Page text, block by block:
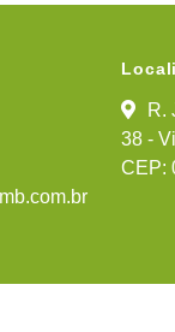
R.
38 -
CEP: